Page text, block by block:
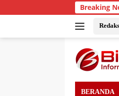
to
Breaking
BERANDA